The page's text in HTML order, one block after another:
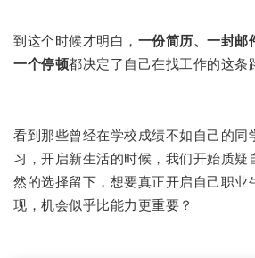
到这个时候才明白， 一份简历、一封邮
一个停顿都决定了自己在找工作的这条
看到那些曾经在学校成绩不如自己的同
习，开启新生活的时候，我们开始质疑
然的选择留下，想要真正开启自己职业
现，机会似乎比能力更重要？